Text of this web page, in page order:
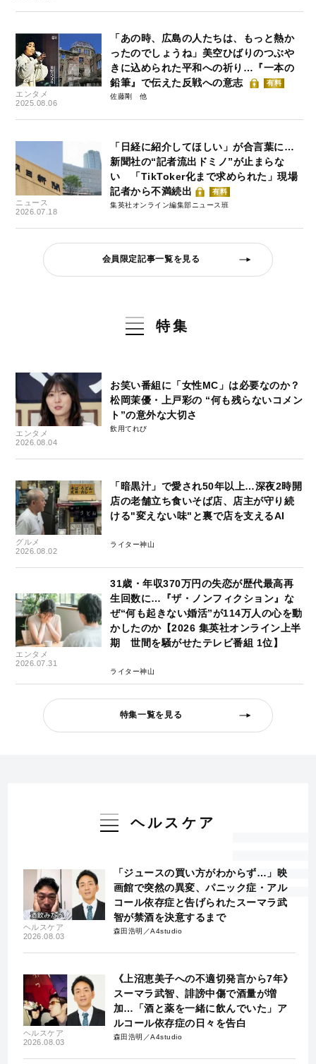
エンタメ
2025.08.06
「あの時、広島の人たちは、もっと熱か
ったのでしょうね」美空ひばりのつぶや
きに込められた平和への祈り…『一本の
鉛筆』で伝えた反戦への意志
有料
佐藤剛
ニュース
2026.07.18
「日経に紹介してほしい」が合言葉に…
新聞社の“記者流出ドミノ”が止まらな
い 「TikToker化まで求められた」現場
記者から不満続出
有料
集英社オンライン編集部ニュース班
会員限定記事一覧を見る
特集
エンタメ
2026.08.04
お笑い番組に「女性MC」は必要なのか？
松岡茉優・上戸彩の “何も残らないコメン
ト”の意外な大切さ
飲用てれび
グルメ
2026.08.02
「暗黒汁」で愛され50年以上…深夜2時開
店の老舗立ち食いそば店、店主が守り続
ける"変えない味"と裏で店を支えるAI
ライター神山
エンタメ
2026.07.31
31歳・年収370万円の失恋が歴代最高再
生回数に…『ザ・ノンフィクション』な
ぜ“何も起きない婚活”が114万人の心を動
かしたのか【2026 集英社オンライン上半
期 世間を騒がせたテレビ番組 1位】
ライター神山
特集一覧を見る
ヘルスケア
ヘルスケア
2026.08.03
「ジュースの買い方がわからず…」映
画館で突然の異変、パニック症・アル
コール依存症と告げられたスーマラ武
智が禁酒を決意するまで
森田浩明／A4studio
ヘルスケア
2026.08.03
《上沼恵美子への不適切発言から7年》
スーマラ武智、誹謗中傷で酒量が増
加…「酒と薬を一緒に飲んでいた」ア
ルコール依存症の日々を告白
森田浩明／A4studio